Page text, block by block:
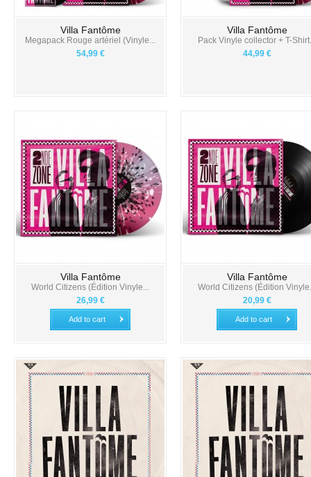
Villa Fantôme
Megapack Rouge artériel (Vinyle...
54,99 €
Villa Fantôme
Pack Vinyle collector + T-
44,99 €
Villa Fantôme
World Citizens (Édition Vinyle...
26,99 €
Add to cart
Villa Fantôme
World Citizens (Édition
20,99 €
Add to cart